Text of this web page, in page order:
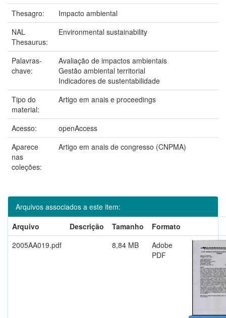
Thesagro:
Impacto ambiental
NAL
Thesaurus:
Environmental sustainability
Palavras-
chave:
Avaliação de impactos ambientais
Gestão ambiental territorial
Indicadores de sustentabilidade
Tipo do
material:
Artigo em anais e proceedings
Acesso:
openAccess
Aparece
nas
coleções:
Artigo em anais de congresso (CNPMA)
Arquivos associados a este item:
Arquivo
Descrição Tamanho
Formato
2005AA019.pdf
8,84 MB
Adobe
PDF